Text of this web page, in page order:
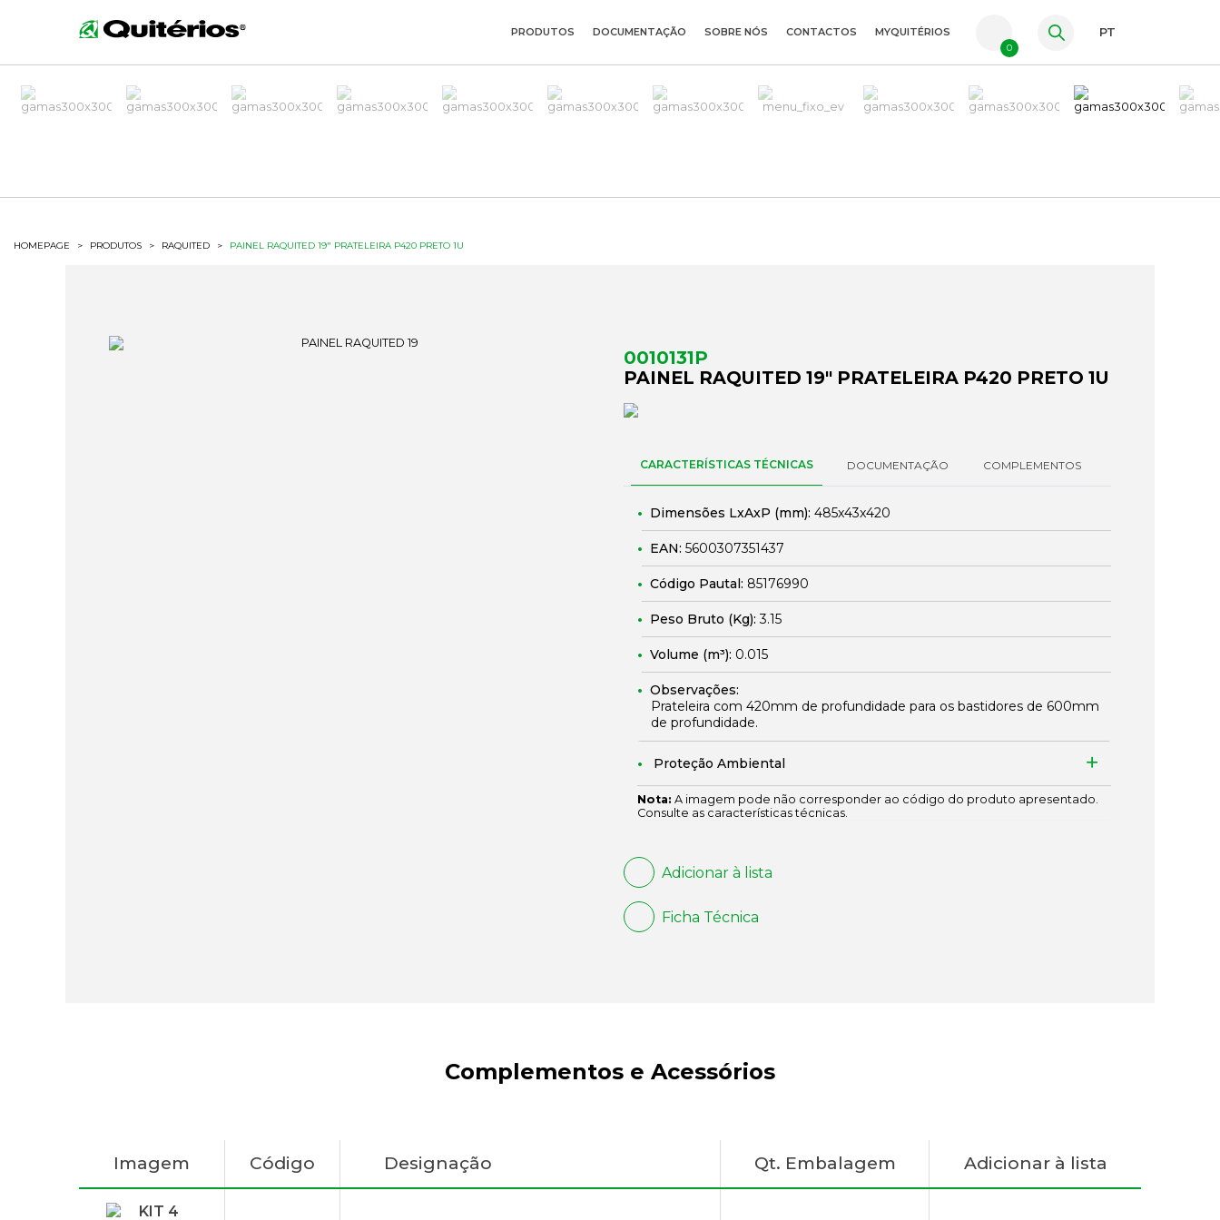
ES
PRODUTOS DOCUMENTAÇÃO SOBRE NÓS CONTACTOS MYQUITÉRIOS
0
PT
HOMEPAGE > PRODUTOS > RAQUITED > PAINEL RAQUITED 19" PRATELEIRA P420 PRETO 1U
0010131P
PAINEL RAQUITED 19" PRATELEIRA P420 PRETO 1U
CARACTERÍSTICAS TÉCNICAS DOCUMENTAÇÃO COMPLEMENTOS
Dimensões LxAxP (mm): 485x43x420
EAN: 5600307351437
Código Pautal: 85176990
Peso Bruto (Kg):3.15
Volume (m³): 0.015
Observações:
Prateleira com 420mm de profundidade para os bastidores de 600mm
de profundidade.
Proteção Ambiental
Nota: A imagem pode não corresponder ao código do produto apresentado.
Consulte as características técnicas.
Adicionar à lista
Ficha Técnica
Complementos e Acessórios
Imagem Código Designação Qt. Embalagem Adicionar à lista